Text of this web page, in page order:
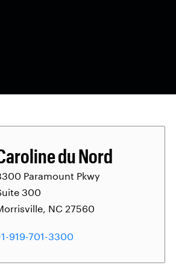
du Nord
Paramount Pkwy
300
NC 27560
919-701-3300